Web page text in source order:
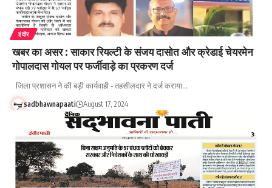
इंदौर
खबर का असर : साकार रियल्टी के संजय दासोत और क्रेडाई चेयरमेन
गोपालदास गोयल पर फर्जीवाड़े का प्रकरण दर्ज
जिला प्रशासन ने की बड़ी कार्यवाही - तहसीलदार ने दर्ज कराया…
sadbhawnapaati August 17, 2024